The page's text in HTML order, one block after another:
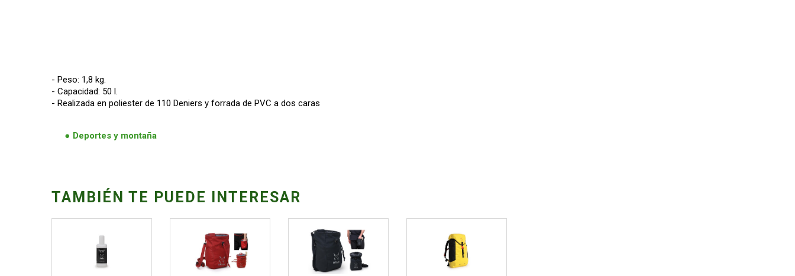
- Peso: 1,8 kg.
- Capacidad: 50 l.
- Realizada en poliester de 110 Deniers y forrada de PVC a dos caras
Deportes y montaña
TAMBIÉN TE PUEDE INTERESAR